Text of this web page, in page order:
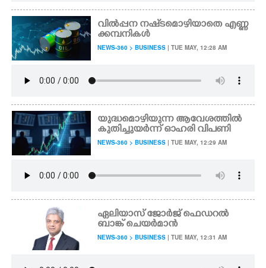
വിൽപ്പന നഷ്‌ടമൊഴിയാതെ എണ്ണ
ക്കമ്പനികൾ
NEWS-360 > BUSINESS | TUE MAY, 12:28 AM
യു​ദ്ധ​മൊ​ഴി​യു​ന്ന​ ​ആ​വേ​ശ​ത്തി​ൽ​ ​
കുതിച്ചുയർന്ന് ഓഹരി വിപണി
NEWS-360 > BUSINESS | TUE MAY, 12:29 AM
ഏലിയാസ് ജോർജ് ഫെഡറൽ
ബാങ്ക് ചെയർമാൻ
NEWS-360 > BUSINESS | TUE MAY, 12:31 AM